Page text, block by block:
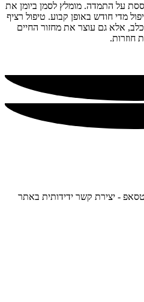
על התמדה. מומלץ לסמן ביומן את
מדי חודש באופן קבוע. טיפול רציף
אלא גם עוצר את מחזור החיים
חוזרות.